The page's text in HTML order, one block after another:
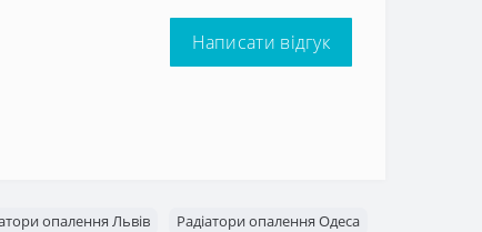
Написати відгук
опалення Львів
Радіатори опалення Одеса